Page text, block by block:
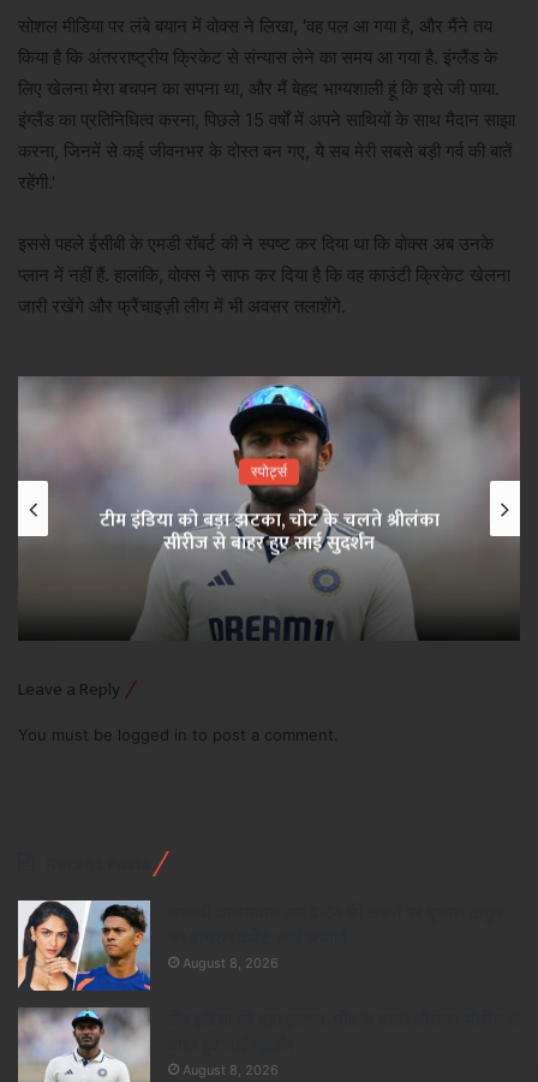
सोशल मीडिया पर लंबे बयान में वोक्स ने लिखा, 'वह पल आ गया है, और मैंने तय
किया है कि अंतरराष्ट्रीय क्रिकेट से संन्यास लेने का समय आ गया है. इंग्लैंड के
लिए खेलना मेरा बचपन का सपना था, और मैं बेहद भाग्यशाली हूं कि इसे जी पाया.
इंग्लैंड का प्रतिनिधित्व करना, पिछले 15 वर्षों में अपने साथियों के साथ मैदान साझा
करना, जिनमें से कई जीवनभर के दोस्त बन गए, ये सब मेरी सबसे बड़ी गर्व की बातें
रहेंगी.'
इससे पहले ईसीबी के एमडी रॉबर्ट की ने स्पष्ट कर दिया था कि वोक्स अब उनके
प्लान में नहीं हैं. हालांकि, वोक्स ने साफ कर दिया है कि वह काउंटी क्रिकेट खेलना
जारी रखेंगे और फ्रैंचाइज़ी लीग में भी अवसर तलाशेंगे.
स्पोर्ट्स
टीम इंडिया को बड़ा झटका, चोट के चलते श्रीलंका
सीरीज से बाहर हुए साई सुदर्शन
Leave a Reply
You must be logged in to post a comment.
August 8, 2026
August 8, 2026